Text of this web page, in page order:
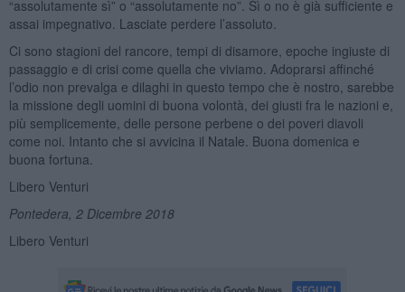
“assolutamente sì” o “assolutamente no”. Sì o no è già sufficiente e
assai impegnativo. Lasciate perdere l’assoluto.
Ci sono stagioni del rancore, tempi di disamore, epoche ingiuste di
passaggio e di crisi come quella che viviamo. Adoprarsi affinché
l’odio non prevalga e dilaghi in questo tempo che è nostro, sarebbe
la missione degli uomini di buona volontà, dei giusti fra le nazioni e,
più semplicemente, delle persone perbene o dei poveri diavoli
come noi. Intanto che si avvicina il Natale. Buona domenica e
buona fortuna.
Libero Venturi
Pontedera, 2 Dicembre 2018
Libero Venturi